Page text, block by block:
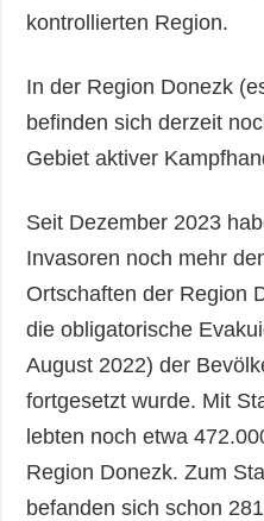
kontrollierten Region.
In der Region Donezk
befinden sich derzeit
Gebiet aktiver
Seit Dezember 2023
Invasoren noch mehr
Ortschaften der Region
die obligatorische
August 2022) der
fortgesetzt wurde. Mit
lebten noch etwa
Region Donezk. Zum
befanden sich schon